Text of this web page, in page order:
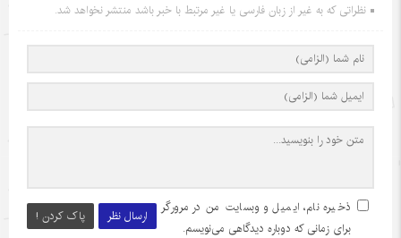
نظراتی که به غیر از زبان فارسی یا غیر مرتبط با خبر باشد منتشر نخواهد شد.
ارسال نظر پاک کردن !
ذخیره نام، ایمیل و وبسایت من در مرورگر
برای زمانی که دوباره دیدگاهی می‌نویسم.